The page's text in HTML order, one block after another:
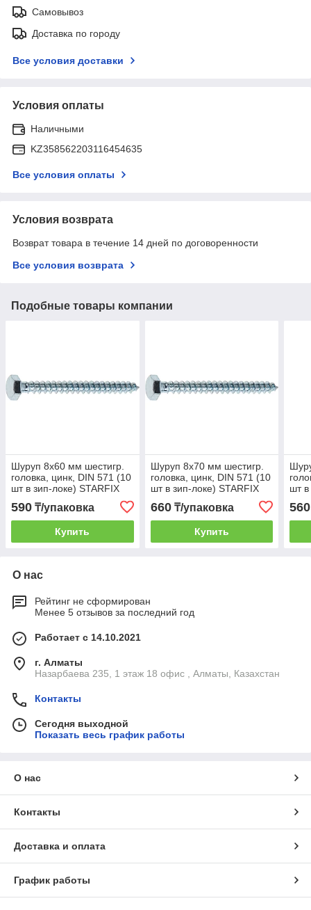
Самовывоз
Доставка по городу
Все условия доставки
Условия оплаты
Наличными
KZ358562203116454635
Все условия оплаты
Условия возврата
Возврат товара в течение 14 дней по договоренности
Все условия возврата
Подобные товары компании
Шуруп 8х60 мм шестигр.
головка, цинк, DIN 571 (10
шт в зип-локе) STARFIX
590 ₸/упаковка
Купить
Шуруп 8х70 мм шестигр.
головка, цинк, DIN 571 (10
шт в зип-локе) STARFIX
660₸/упаковка
Купить
шт в
560
О нас
Рейтинг не сформирован
Менее 5 отзывов за последний год
Работает с 14.10.2021
г. Алматы
Назарбаева 235, 1 этаж 18 офис , Алматы, Казахстан
Контакты
Сегодня выходной
Показать весь график работы
О нас
Контакты
Доставка и оплата
График работы